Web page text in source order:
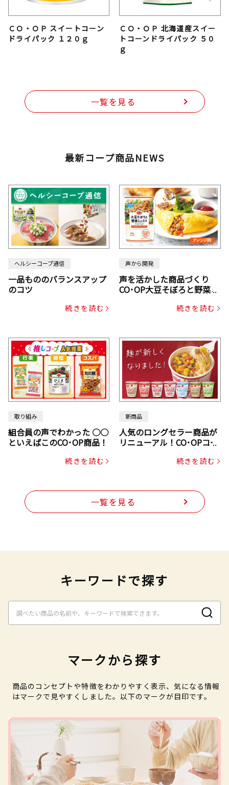
ＣＯ・ＯＰ スイートコーン
ドライパック １２０ｇ
ＣＯ・ＯＰ 北海道産スイー
トコーンドライパック ５０
ｇ
一覧を見る
最新コープ商品NEWS
ヘルシーコープ通信
一品もののバランスアップ
のコツ
続きを読む
声から開発
声を活かした商品づくり
CO･OP大豆そぼろと野菜ミ
じん・コーン入り）続きを読む
取り組み
組合員の声でわかった ○○
といえばこのCO･OP商品！
続きを読む
新商品
人気のロングセラー商品が
リニューアル！CO･OPコー
続きを読む
一覧を見る
キーワードで探す
マークから探す
商品のコンセプトや特徴をわかりやすく表示、気になる情報
はマークで見やすくしました。以下のマークが目印です。